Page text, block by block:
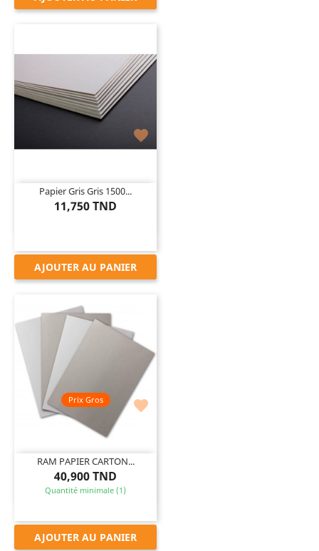

Papier Gris Gris 1500...
11,750 TND
AJOUTER AU PANIER

RAM PAPIER CARTON...
40,900 TND
Quantité minimale (1)
Prix Gros
AJOUTER AU PANIER